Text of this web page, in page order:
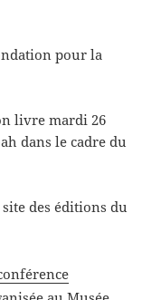
pour la
livre mardi 26
dans le cadre du
des éditions du